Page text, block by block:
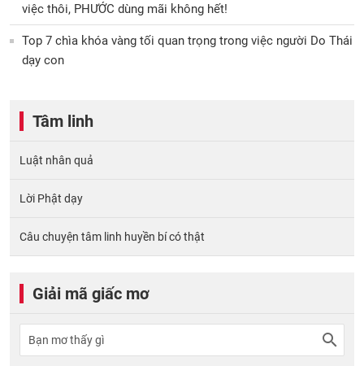
việc thôi, PHƯỚC dùng mãi không hết!
Top 7 chìa khóa vàng tối quan trọng trong việc người Do Thái
dạy con
Tâm linh
Luật nhân quả
Lời Phật dạy
Câu chuyện tâm linh huyền bí có thật
Giải mã giấc mơ